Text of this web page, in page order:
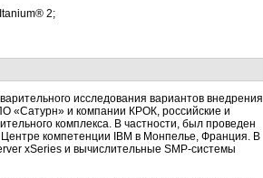
2;
исследования вариантов внедрения
«Сатурн» и компании КРОК, российские и
комплекса. В частности, был проведен
компетенции IBM в Монпелье, Франция. В
xSeries и вычислительные SMP-системы